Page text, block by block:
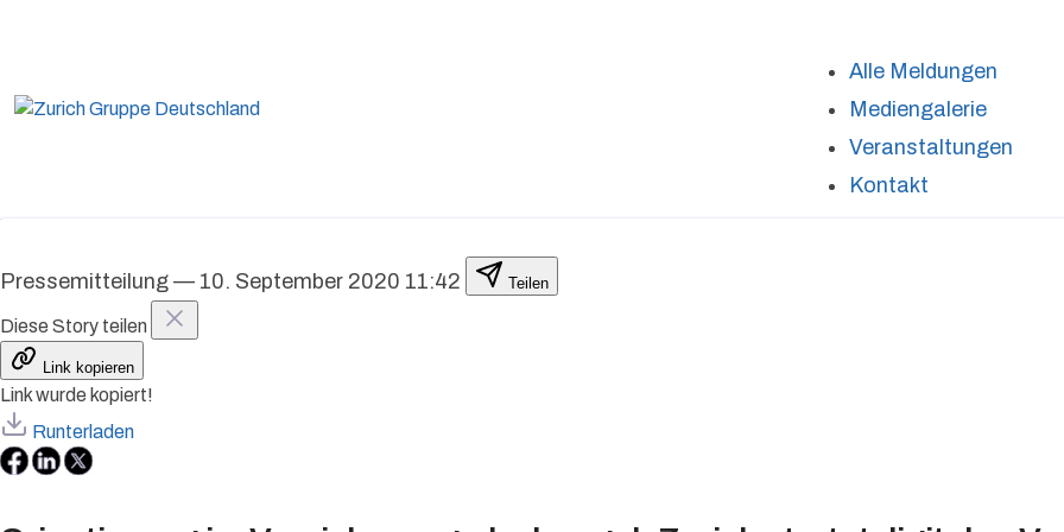
Alle Meldungen
Mediengalerie
Veranstaltungen
Kontakt
Pressemitteilung — 10. September 2020 11:42 Teilen
Diese Story teilen
Link kopieren
Link wurde kopiert!
Runterladen